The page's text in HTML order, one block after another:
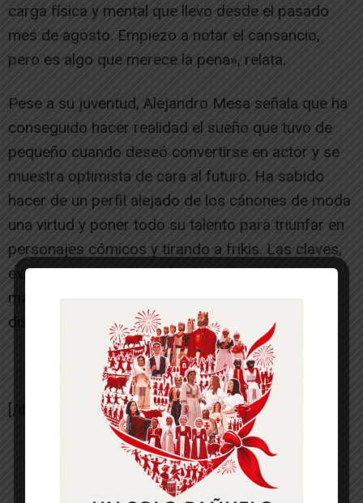
carga física y mental que llevo desde el pasado
mes de agosto. Empiezo a notar el cansancio,
pero es algo que merece la pena», relata.
Pese a su juventud, Alejandro Mesa señala que ha
conseguido hacer realidad el sueño que tuvo de
pequeño cuando deseó convertirse en actor y se
muestra optimista de cara al futuro. Ha sabido
hacer de un perfil alejado de los cánones de moda
una virtud y poner todo su talento para triunfar en
personajes cómicos y tirando a frikis. Las claves,
explica y aconseja, «disfrutar de lo que hacer,
mantener siempre viva la llama por esa pasión y
disfrutar mucho del teatro».
[/ihc-hide-content]
-- Publicidad --